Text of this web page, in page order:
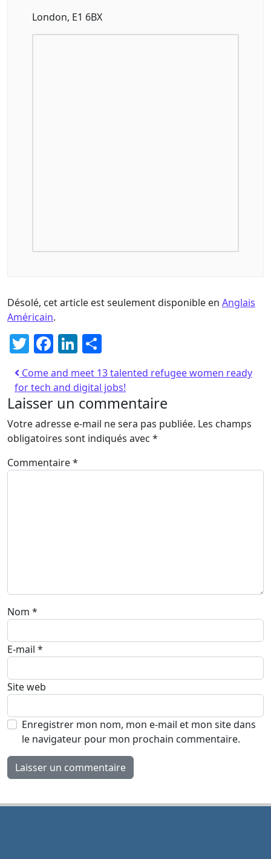
London, E1 6BX
Désolé, cet article est seulement disponible en Anglais
Américain.
Twitter
Facebook
LinkedIn
Come and meet 13 talented refugee women ready
for tech and digital jobs!
Laisser un commentaire
Votre adresse e-mail ne sera pas publiée. Les champs
obligatoires sont indiqués avec *
Commentaire*
Nom *
E-mail *
Site web
Enregistrer mon nom, mon e-mail et mon site dans
le navigateur pour mon prochain commentaire.